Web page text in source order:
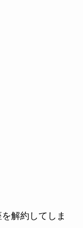
解約してしま